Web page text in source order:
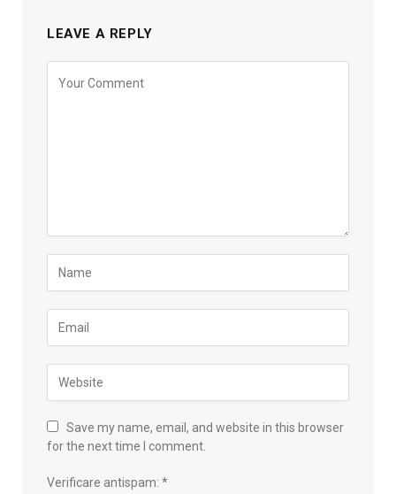
LEAVE A REPLY
Save my name, email, and website in this browser
for the next time I comment.
Verificare antispam: *